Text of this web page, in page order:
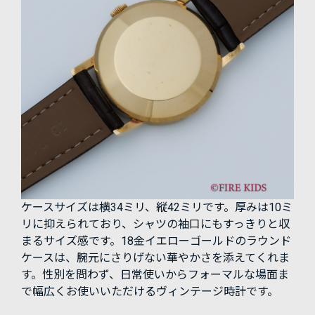
ケースサイズは横34ミリ、縦42ミリです。厚みは10ミ
リに抑えられており、シャツの袖口にもすっきりと収
まるサイズ感です。18金イエローゴールドのラウンド
ケースは、腕元にさりげない華やかさを添えてくれま
す。性別を問わず、日常使いからフォーマルな場面ま
で幅広くお使いいただけるヴィンテージ時計です。